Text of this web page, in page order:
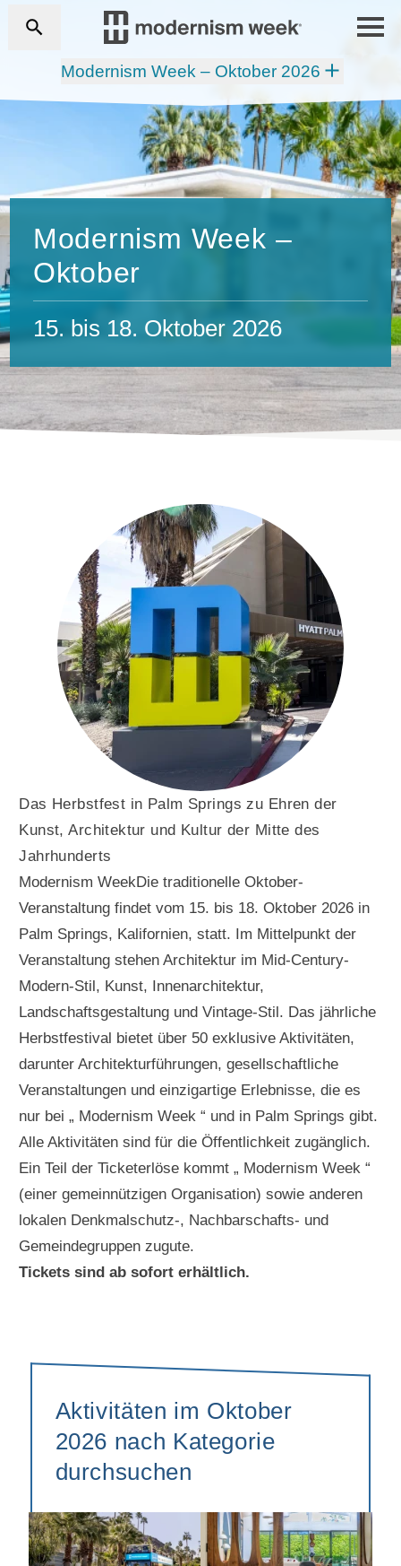
Modernism Week – Oktober 2026
Modernism Week –
Oktober
15. bis 18. Oktober 2026
Das Herbstfest in Palm Springs zu Ehren der
Kunst, Architektur und Kultur der Mitte des
Jahrhunderts
Modernism WeekDie traditionelle Oktober-
Veranstaltung findet vom 15. bis 18. Oktober 2026 in
Palm Springs, Kalifornien, statt. Im Mittelpunkt der
Veranstaltung stehen Architektur im Mid-Century-
Modern-Stil, Kunst, Innenarchitektur,
Landschaftsgestaltung und Vintage-Stil. Das jährliche
Herbstfestival bietet über 50 exklusive Aktivitäten,
darunter Architekturführungen, gesellschaftliche
Veranstaltungen und einzigartige Erlebnisse, die es
nur bei „ Modernism Week “ und in Palm Springs gibt.
Alle Aktivitäten sind für die Öffentlichkeit zugänglich.
Ein Teil der Ticketerlöse kommt „ Modernism Week “
(einer gemeinnützigen Organisation) sowie anderen
lokalen Denkmalschutz-, Nachbarschafts- und
Gemeindegruppen zugute.
Tickets sind ab sofort erhältlich.
Aktivitäten im Oktober
2026 nach Kategorie
durchsuchen